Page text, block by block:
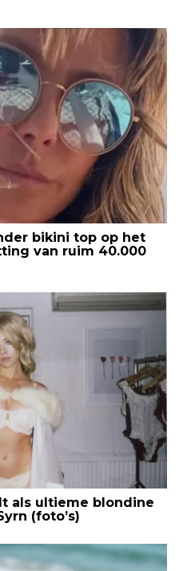
bikini top op het
van ruim 40.000
als ultieme blondine
(foto’s)